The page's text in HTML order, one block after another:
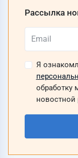
Рассылка
Я
обработку
новостной